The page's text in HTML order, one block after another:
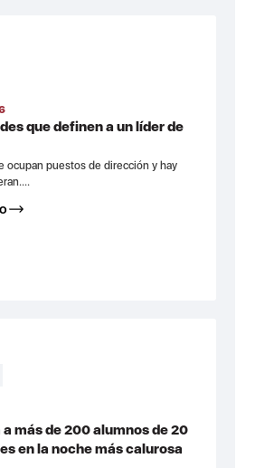
que definen a un líder de
ocupan puestos de dirección y hay
a más de 200 alumnos de 20
en la noche más calurosa